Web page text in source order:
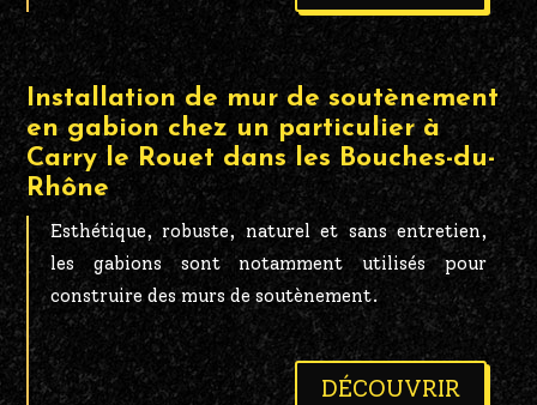
Installation de mur de soutènement
en gabion chez un particulier à
Carry le Rouet dans les Bouches-du-
Rhône
Esthétique, robuste, naturel et sans entretien,
les gabions sont notamment utilisés pour
construire des murs de soutènement.
DÉCOUVRIR